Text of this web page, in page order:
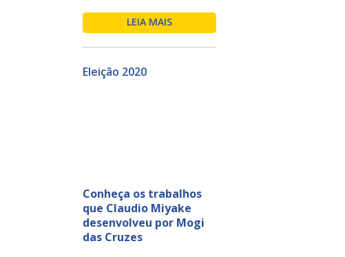
LEIA MAIS
Eleição 2020
Conheça os trabalhos
que Claudio Miyake
desenvolveu por Mogi
das Cruzes